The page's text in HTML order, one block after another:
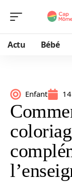
Actu Bébé
Enfant